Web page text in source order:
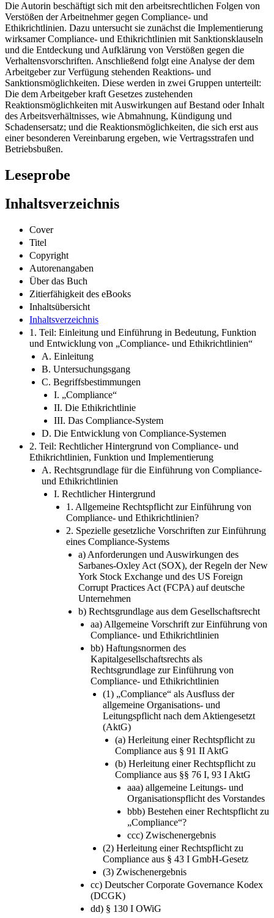
Die Autorin beschäftigt sich mit den arbeitsrechtlichen Folgen von
Verstößen der Arbeitnehmer gegen Compliance- und
Ethikrichtlinien. Dazu untersucht sie zunächst die Implementierung
wirksamer Compliance- und Ethikrichtlinien mit Sanktionsklauseln
und die Entdeckung und Aufklärung von Verstößen gegen die
Verhaltensvorschriften. Anschließend folgt eine Analyse der dem
Arbeitgeber zur Verfügung stehenden Reaktions- und
Sanktionsmöglichkeiten. Diese werden in zwei Gruppen unterteilt:
Die dem Arbeitgeber kraft Gesetzes zustehenden
Reaktionsmöglichkeiten mit Auswirkungen auf Bestand oder Inhalt
des Arbeitsverhältnisses, wie Abmahnung, Kündigung und
Schadensersatz; und die Reaktionsmöglichkeiten, die sich erst aus
einer besonderen Vereinbarung ergeben, wie Vertragsstrafen und
Betriebsbußen.
Leseprobe
Inhaltsverzeichnis
Cover
Titel
Copyright
Autorenangaben
Über das Buch
Zitierfähigkeit des eBooks
Inhaltsübersicht
Inhaltsverzeichnis
1. Teil: Einleitung und Einführung in Bedeutung, Funktion
und Entwicklung von „Compliance- und Ethikrichtlinien“
A. Einleitung
B. Untersuchungsgang
C. Begriffsbestimmungen
I. „Compliance“
II. Die Ethikrichtlinie
III. Das Compliance-System
D. Die Entwicklung von Compliance-Systemen
2. Teil: Rechtlicher Hintergrund von Compliance- und
Ethikrichtlinien, Funktion und Implementierung
A. Rechtsgrundlage für die Einführung von Compliance-
und Ethikrichtlinien
I. Rechtlicher Hintergrund
1. Allgemeine Rechtspflicht zur Einführung von
Compliance- und Ethikrichtlinien?
2. Spezielle gesetzliche Vorschriften zur Einführung
eines Compliance-Systems
a) Anforderungen und Auswirkungen des
Sarbanes-Oxley Act (SOX), der Regeln der New
York Stock Exchange und des US Foreign
Corrupt Practices Act (FCPA) auf deutsche
Unternehmen
b) Rechtsgrundlage aus dem Gesellschaftsrecht
aa) Allgemeine Vorschrift zur Einführung von
Compliance- und Ethikrichtlinien
bb) Haftungsnormen des
Kapitalgesellschaftsrechts als
Rechtsgrundlage zur Einführung von
Compliance- und Ethikrichtlinien
(1) „Compliance“ als Ausfluss der
allgemeine Organisations- und
Leitungspflicht nach dem Aktiengesetzt
(AktG)
(a) Herleitung einer Rechtspflicht zu
Compliance aus § 91 II AktG
(b) Herleitung einer Rechtspflicht zu
Compliance aus §§ 76 I, 93 I AktG
aaa) allgemeine Leitungs- und
Organisationspflicht des Vorstandes
bbb) Bestehen einer Rechtspflicht zu
„Compliance“?
ccc) Zwischenergebnis
(2) Herleitung einer Rechtspflicht zu
Compliance aus § 43 I GmbH-Gesetz
(3) Zwischenergebnis
cc) Deutscher Corporate Governance Kodex
(DCGK)
dd) § 130 I OWiG